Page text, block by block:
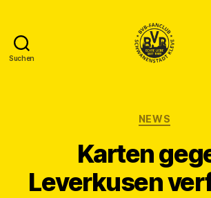
Suchen
Kleve
Kategorien
NEWS
Karten
Leverkusen